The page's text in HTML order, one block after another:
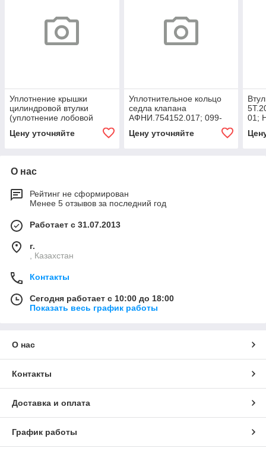
Уплотнение крышки
цилиндровой втулки
(уплотнение лобовой
АФНИ.754171.003; НПЦ
Цену уточняйте
Уплотнительное кольцо
седла клапана
АФНИ.754152.017; 099-
5Т.65;1НП.02.00.009П;
Цену уточняйте
01;
О нас
Рейтинг не сформирован
Менее 5 отзывов за последний год
Работает с 31.07.2013
г.
, Казахстан
Контакты
Сегодня работает с 10:00 до 18:00
Показать весь график работы
О нас
Контакты
Доставка и оплата
График работы